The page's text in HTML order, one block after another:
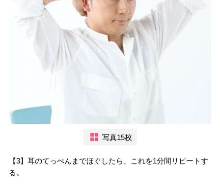
写真15枚
【3】耳のてっぺんまでほぐしたら、これを1分間リピートす
る。